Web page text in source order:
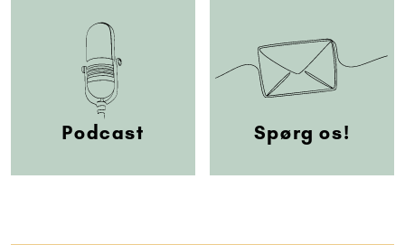
Podcast Spørg os!